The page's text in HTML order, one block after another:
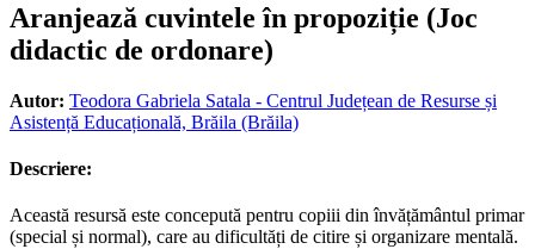
Aranjează cuvintele în propoziție (Joc
didactic de ordonare)
Autor: Teodora Gabriela Satala - Centrul Județean de Resurse și
Asistență Educațională, Brăila (Brăila)
Descriere:
Această resursă este concepută pentru copiii din învățământul primar
(special și normal), care au dificultăți de citire și organizare mentală.